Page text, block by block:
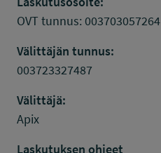
OVT tunnus: 003703057264
Välittäjän tunnus:
003723327487
Välittäjä:
Apix
Laskutuksen ohjeet